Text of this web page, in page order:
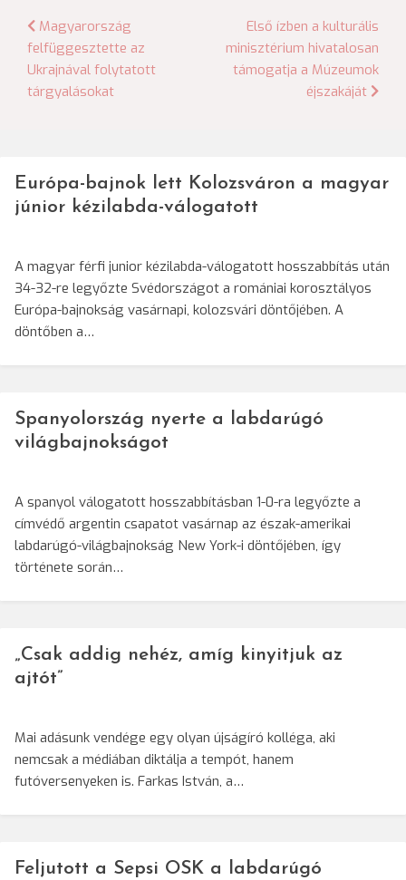
Bejegyzés
navigáció
Magyarország
felfüggesztette az
Ukrajnával folytatott
tárgyalásokat
Első ízben a kulturális
minisztérium hivatalosan
támogatja a Múzeumok
éjszakáját
Európa-bajnok lett Kolozsváron a magyar
júnior kézilabda-válogatott
A magyar férfi junior kézilabda-válogatott hosszabbítás után
34-32-re legyőzte Svédországot a romániai korosztályos
Európa-bajnokság vasárnapi, kolozsvári döntőjében. A
döntőben a…
Spanyolország nyerte a labdarúgó
világbajnokságot
A spanyol válogatott hosszabbításban 1-0-ra legyőzte a
címvédő argentin csapatot vasárnap az észak-amerikai
labdarúgó-világbajnokság New York-i döntőjében, így
története során…
„Csak addig nehéz, amíg kinyitjuk az
ajtót”
Mai adásunk vendége egy olyan újságíró kolléga, aki
nemcsak a médiában diktálja a tempót, hanem
futóversenyeken is. Farkas István, a…
Feljutott a Sepsi OSK a labdarúgó